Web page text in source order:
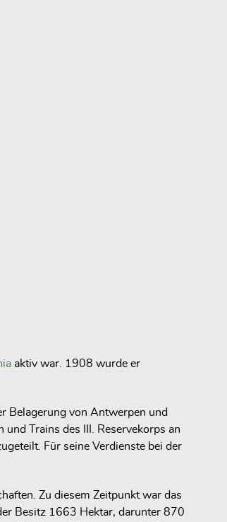
aktiv war. 1908 wurde er
Belagerung von Antwerpen und
Trains des III. Reservekorps an
Für seine Verdienste bei der
Zu diesem Zeitpunkt war das
Besitz 1663 Hektar, darunter 870